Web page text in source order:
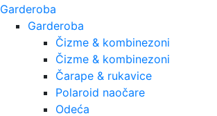
Garderoba
Garderoba
Čizme & kombinezoni
Čizme & kombinezoni
Čarape & rukavice
Polaroid naočare
Odeća